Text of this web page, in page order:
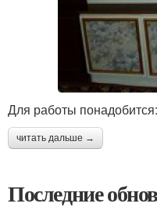
Для работы понадобится:
читать дальше →
Последние